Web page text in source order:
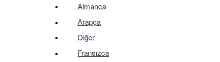
Almanca
Arapça
Diğer
Fransızca